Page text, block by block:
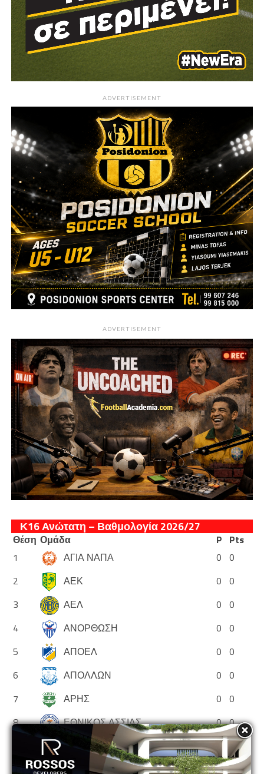
ADVERTISEMENT
ADVERTISEMENT
Κ16 Ανώτατη – Βαθμολογία 2026/27
Θέση Ομάδα P Pts
1
ΑΓΙΑ ΝΑΠΑ 0 0
2
ΑΕΚ 0 0
3
ΑΕΛ 0 0
4
ΑΝΟΡΘΩΣΗ 0 0
5
ΑΠΟΕΛ 0 0
6
ΑΠΟΛΛΩΝ 0 0
7
ΑΡΗΣ 0 0
8
ΕΘΝΙΚΟΣ ΑΣΣΙΑΣ 0 0
ΘΟΙ 0
0
10
ΝΕΑ ΣΑΛΑΜΙΝΑ 0 0